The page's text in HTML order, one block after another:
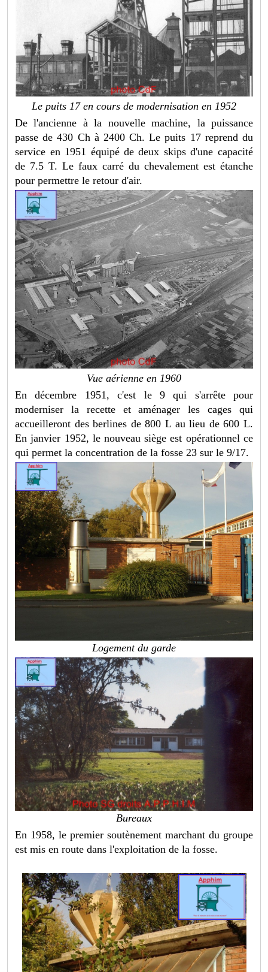
Le puits 17 en cours de modernisation en 1952
De l'ancienne à la nouvelle machine, la puissance
passe de 430 Ch à 2400 Ch. Le puits 17 reprend du
service en 1951 équipé de deux skips d'une capacité
de 7.5 T. Le faux carré du chevalement est étanche
pour permettre le retour d'air.
Vue aérienne en 1960
En décembre 1951, c'est le 9 qui s'arrête pour
moderniser la recette et aménager les cages qui
accueilleront des berlines de 800 L au lieu de 600 L.
En janvier 1952, le nouveau siège est opérationnel ce
qui permet la concentration de la fosse 23 sur le 9/17.
Logement du garde
Bureaux
En 1958, le premier soutènement marchant du groupe
est mis en route dans l'exploitation de la fosse.